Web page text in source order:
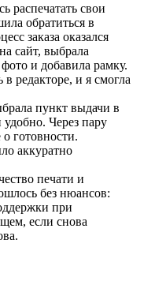
распечатать свои
обратиться в
заказа оказался
сайт, выбрала
и добавила рамку.
в редакторе, и я смогла
пункт выдачи в
Через пару
готовности.
аккуратно
печати и
без нюансов:
при
если снова